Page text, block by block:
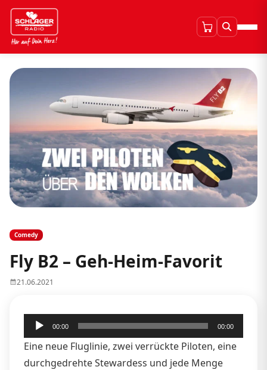
Comedy
Fly B2 – Geh-Heim-Favorit
21.06.2021
Audio-
Player
00:00 00:00
Eine neue Fluglinie, zwei verrückte Piloten, eine
durchgedrehte Stewardess und jede Menge